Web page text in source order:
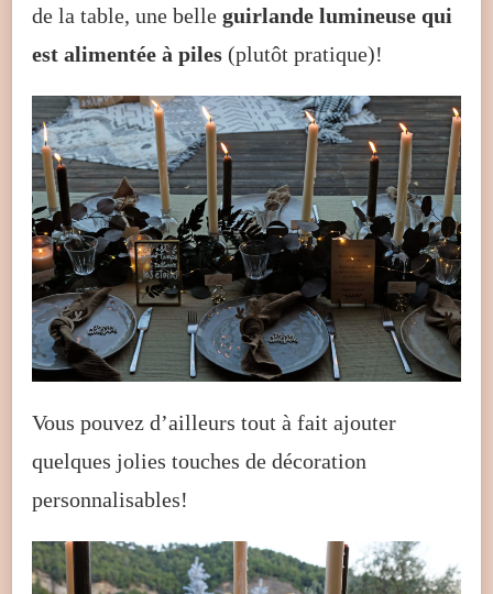
de la table, une belle guirlande lumineuse qui
est alimentée à piles (plutôt pratique)!
Vous pouvez d’ailleurs tout à fait ajouter
quelques jolies touches de décoration
personnalisables!